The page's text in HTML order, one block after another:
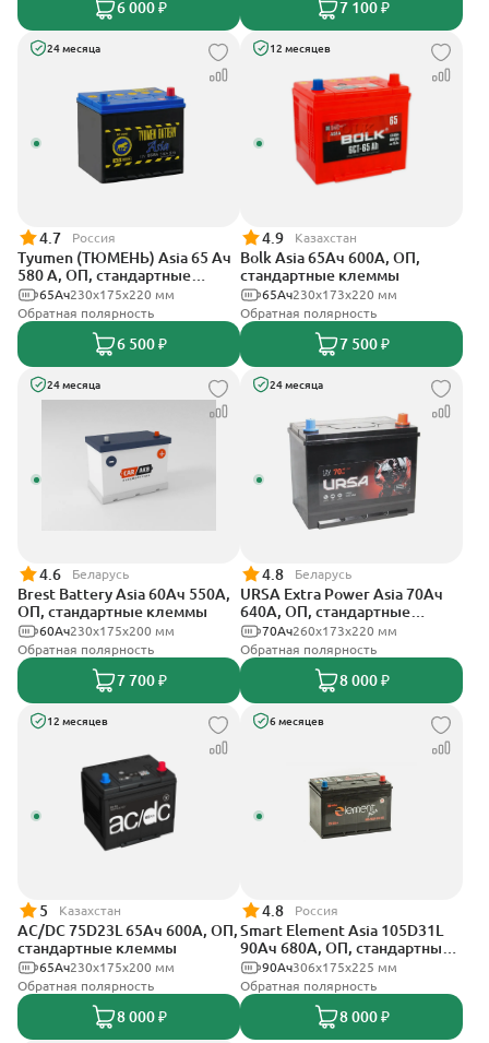
6 000 ₽ 7 100 ₽
24 месяца
4.7 Россия
Tyumen (ТЮМЕНЬ) Asia 65 Ач
580 А, ОП, стандартные
клеммы230x175x220 мм
65Ач
Обратная полярность
6 500 ₽
12 месяцев
4.9 Казахстан
Bolk Asia 65Ач 600А, ОП,
стандартные клеммы
230x173x220 мм
65Ач
Обратная полярность
7 500 ₽
24 месяца
4.6 Беларусь
Brest Battery Asia 60Ач 550А,
ОП, стандартные клеммы
230x175x200 мм
60Ач
Обратная полярность
7 700 ₽
24 месяца
4.8 Беларусь
URSA Extra Power Asia 70Ач
640А, ОП, стандартные
клеммы260x173x220 мм
70Ач
Обратная полярность
8 000 ₽
12 месяцев
5 Казахстан
AC/DC 75D23L 65Ач 600А, ОП,
стандартные клеммы
230x175x200 мм
65Ач
Обратная полярность
8 000 ₽
6 месяцев
4.8 Россия
Smart Element Asia 105D31L
90Ач 680А, ОП, стандартные
клеммы306x175x225 мм
90Ач
Обратная полярность
8 000 ₽